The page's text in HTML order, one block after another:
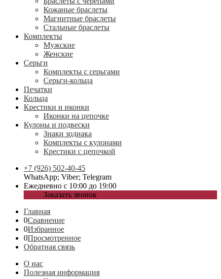
Кожаные браслеты
Магнитные браслеты
Стальные браслеты
Комплекты
Мужские
Женские
Серьги
Комплекты с серьгами
Серьги-кольца
Печатки
Кольца
Крестики и иконки
Иконки на цепочке
Кулоны и подвески
Знаки зодиака
Комплекты с кулонами
Крестики с цепочкой
+7 (926) 502-40-45
WhatsApp; Viber; Telegram
Ежедневно с 10:00 до 19:00
Заказать звонок
Главная
0Сравнение
0Избранное
0Просмотренное
Обратная связь
О нас
Полезная информация